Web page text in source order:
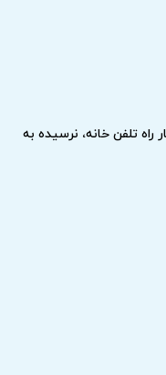
راه تلفن خانه، نرسیده به